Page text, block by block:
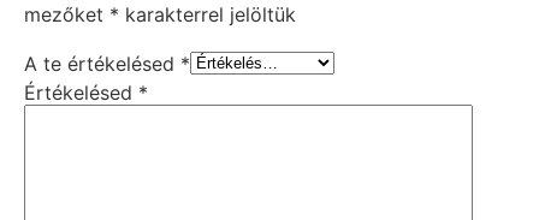
mezőket * karakterrel jelöltük
A te értékelésed *
Értékelésed *